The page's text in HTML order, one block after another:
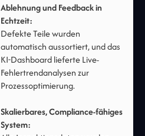
Ablehnung und Feedback in
Echtzeit:
Defekte Teile wurden
automatisch aussortiert, und das
KI-Dashboard lieferte Live-
Fehlertrendanalysen zur
Prozessoptimierung.
Skalierbares, Compliance-fähiges
System: